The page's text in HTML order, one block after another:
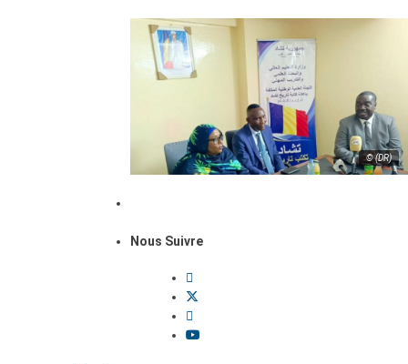
© (DR)
Nous Suivre